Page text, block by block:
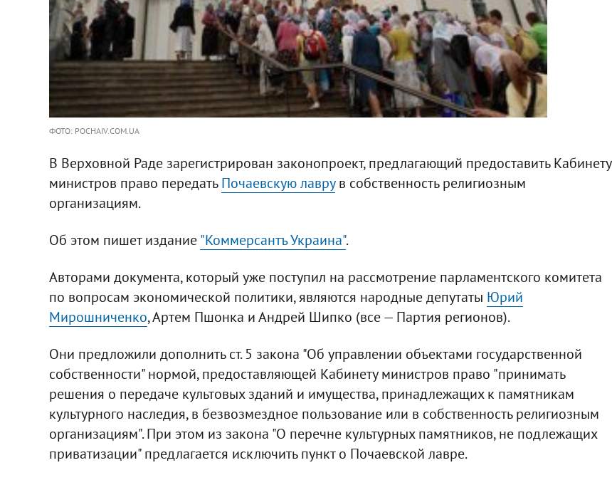
ФОТО: POCHAIV.COM.UA
В Верховной Раде зарегистрирован законопроект, предлагающий предоставить Кабинету
министров право передатьПочаевскую лаврув собственность религиозным
организациям.
Об этом пишет издание"Коммерсантъ Украина".
Авторами документа, который уже поступил на рассмотрение парламентского комитета
по вопросам экономической политики, являются народные депутаты Юрий
Мирошниченко, Артем Пшонка и Андрей Шипко (все — Партия регионов).
Они предложили дополнить ст. 5 закона "Об управлении объектами государственной
собственности" нормой, предоставляющей Кабинету министров право "принимать
решения о передаче культовых зданий и имущества, принадлежащих к памятникам
культурного наследия, в безвозмездное пользование или в собственность религиозным
организациям". При этом из закона "О перечне культурных памятников, не подлежащих
приватизации" предлагается исключить пункт о Почаевской лавре.